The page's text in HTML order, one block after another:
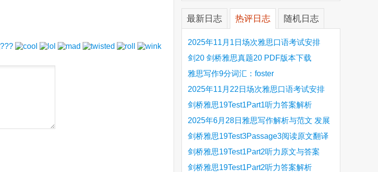
最新日志 热评日志 随机日志
2025年11月1日场次雅思口语考试安排
剑20 剑桥雅思真题20 PDF版本下载
雅思写作9分词汇：foster
2025年11月22日场次雅思口语考试安排
剑桥雅思19Test1Part1听力答案解析
Hinchingbrooke Country Park
2025年6月28日雅思写作解析与范文 发展
旅游业 手把手带你写高分范文
剑桥雅思19Test3Passage3阅读原文翻译
Is the era of artificial speech translation
upon us 人工智能语言翻译
剑桥雅思19Test1Part2听力原文与答案
Stanthorpe Twinning Association
剑桥雅思19Test1Part2听力答案解析